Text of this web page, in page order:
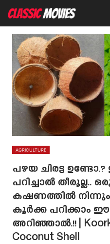
AGRICULTURE
പഴയ ചിരട്ട
പറിച്ചാൽ തീരൂല്ല..
കഷണത്തിൽ
കൂർക്ക പറിക്കാം
അറിഞ്ഞാൽ.!! |
Coconut Shell